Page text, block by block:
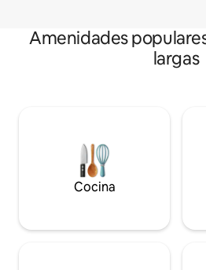
Amenidades
largas
Cocina